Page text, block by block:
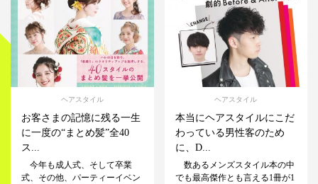
ヘアスタイル
お客さまの記憶に残る一生
に一度の“まとめ髪”全40
ス...
今年も成人式、そして卒業
式、その他、パーティーイベン
ヘアスタイル
本当にヘアスタイルにこだ
わっている男性客のため
に、D...
数あるメンズスタイル本の中
でも最高傑作とも言える1冊が1